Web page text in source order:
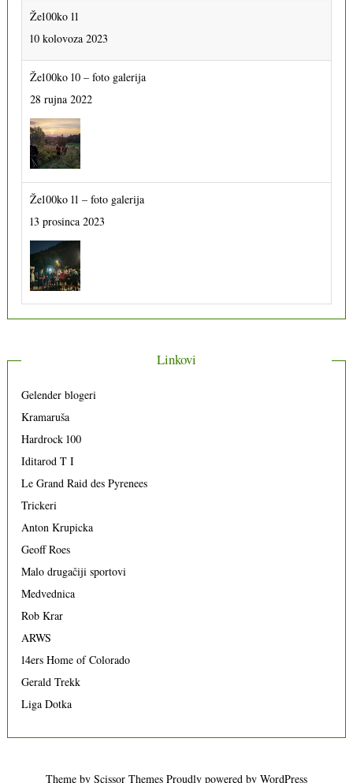
Že100ko 11
10 kolovoza 2023
Že100ko 10 – foto galerija
28 rujna 2022
Že100ko 11 – foto galerija
13 prosinca 2023
Linkovi
Gelender blogeri
Kramaruša
Hardrock 100
Iditarod T I
Le Grand Raid des Pyrenees
Trickeri
Anton Krupicka
Geoff Roes
Malo drugačiji sportovi
Medvednica
Rob Krar
ARWS
14ers Home of Colorado
Gerald Trekk
Liga Dotka
Theme by Scissor Themes Proudly powered by WordPress